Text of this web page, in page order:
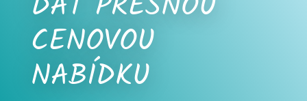
CENOVOU
NABÍDKU